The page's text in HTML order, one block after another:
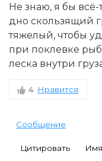
Не знаю, я бы
дно скользящий
тяжелый, чтобы
при поклевке
леска внутри
4 Нравится
Сообщение
Цитировать Имя